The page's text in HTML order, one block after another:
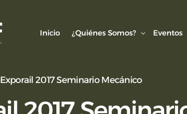
Inicio ¿Quiénes Somos?
Socios
Nuestro Equipo
Eventos
Exporail 2017 Seminario Mecánico